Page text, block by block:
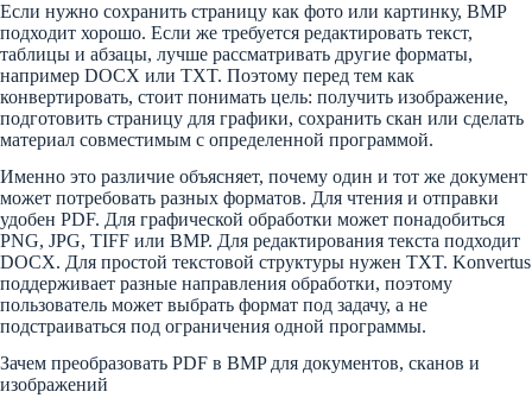
Если нужно сохранить страницу как фото или картинку, BMP
подходит хорошо. Если же требуется редактировать текст,
таблицы и абзацы, лучше рассматривать другие форматы,
например DOCX или TXT. Поэтому перед тем как
конвертировать, стоит понимать цель: получить изображение,
подготовить страницу для графики, сохранить скан или сделать
материал совместимым с определенной программой.
Именно это различие объясняет, почему один и тот же документ
может потребовать разных форматов. Для чтения и отправки
удобен PDF. Для графической обработки может понадобиться
PNG, JPG, TIFF или BMP. Для редактирования текста подходит
DOCX. Для простой текстовой структуры нужен TXT. Konvertus
поддерживает разные направления обработки, поэтому
пользователь может выбрать формат под задачу, а не
подстраиваться под ограничения одной программы.
Зачем преобразовать PDF в BMP для документов, сканов и
изображений